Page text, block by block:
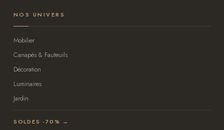
NOS UNIVERS
Mobilier
Canapés & Fauteuils
Décoration
Luminaires
Jardin
SOLDES -70% →